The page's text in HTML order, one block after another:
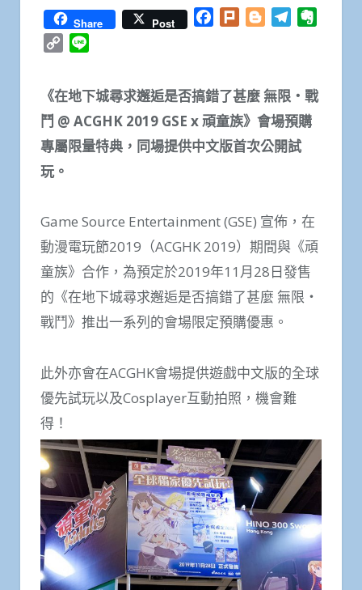
Share Post Facebook
Plurk BloggerTelegram
Copy
《在地下城尋求邂逅是否搞錯了甚麼 無限‧戰
鬥 @ ACGHK 2019 GSE x 頑童族》會場預購
專屬限量特典，同場提供中文版首次公開試
玩。
Game Source Entertainment (GSE) 宣佈，在
動漫電玩節2019（ACGHK 2019）期間與《頑
童族》合作，為預定於2019年11月28日發售
的《在地下城尋求邂逅是否搞錯了甚麼 無限‧
戰鬥》推出一系列的會場限定預購優惠。
此外亦會在ACGHK會場提供遊戲中文版的全球
優先試玩以及Cosplayer互動拍照，機會難
得！